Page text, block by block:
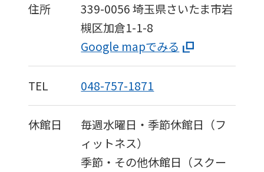
住所 339-0056埼玉県さいたま市岩
槻区加倉1-1-8
Google mapでみる
TEL 048-757-1871
休館日
毎週水曜日・季節休館日（フ
ィットネス）
季節・その他休館日（スクー